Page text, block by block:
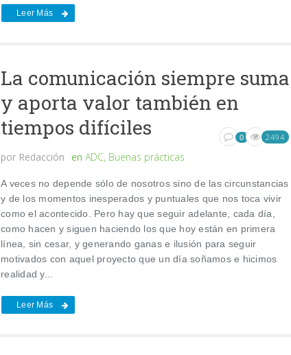
Leer Más
La comunicación siempre suma
y aporta valor también en
tiempos difíciles
por Redacción en ADC, Buenas prácticas
0 2494
A veces no depende sólo de nosotros sino de las circunstancias
y de los momentos inesperados y puntuales que nos toca vivir
como el acontecido. Pero hay que seguir adelante, cada día,
como hacen y siguen haciendo los que hoy están en primera
línea, sin cesar, y generando ganas e ilusión para seguir
motivados con aquel proyecto que un día soñamos e hicimos
realidad y...
Leer Más